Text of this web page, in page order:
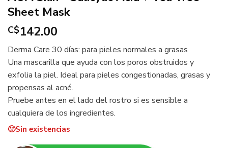
Sheet Mask
C$142.00
Derma Care 30 días: para pieles normales a grasas
Una mascarilla que ayuda con los poros obstruidos y
exfolia la piel. Ideal para pieles congestionadas, grasas y
propensas al acné.
Pruebe antes en el lado del rostro si es sensible a
cualquiera de los ingredientes.
Sin existencias